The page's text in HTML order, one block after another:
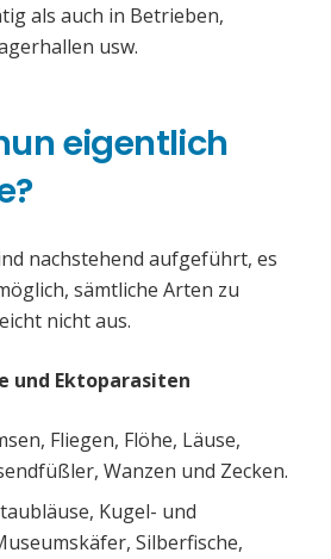
als auch in Betrieben,
usw.
eigentlich
nachstehend aufgeführt, es
sämtliche Arten zu
nicht aus.
und Ektoparasiten
Fliegen, Flöhe, Läuse,
Wanzen und Zecken.
Kugel- und
Silberfische,